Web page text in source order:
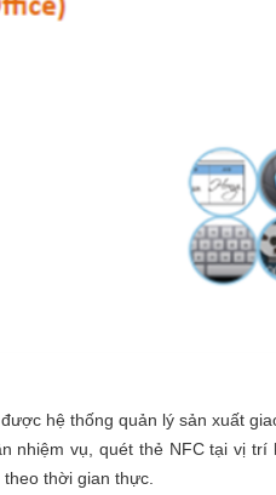
hệ thống quản lý sản xuất
nhiệm vụ, quét thẻ NFC tại vị
thời gian thực.